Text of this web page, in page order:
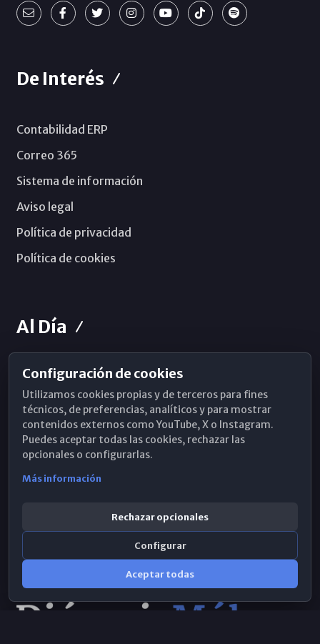
De Interés
Contabilidad ERP
Correo 365
Sistema de información
Aviso legal
Política de privacidad
Política de cookies
Al Día
Horarios de Misa
Hemeroteca
WhatsApp
Configuración de cookies
Utilizamos cookies propias y de terceros para fines
técnicos, de preferencias, analíticos y para mostrar
contenidos externos como YouTube, X o Instagram.
Puedes aceptar todas las cookies, rechazar las
opcionales o configurarlas.
Más información
Rechazar opcionales
Configurar
Aceptar todas